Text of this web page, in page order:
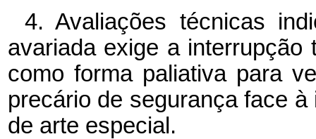
4. Avaliações técnicas
avariada exige a interrupção
como forma paliativa para
precário de segurança face
de arte especial.